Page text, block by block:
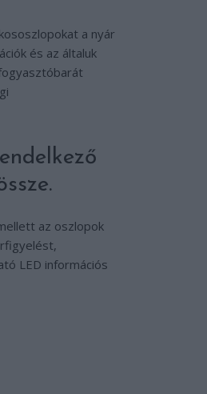
a nyár
és az általuk
az oszlopok
LED információs